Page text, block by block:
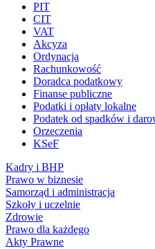
PIT
CIT
VAT
Akcyza
Ordynacja
Rachunkowość
Doradca podatkowy
Finanse publiczne
Podatki i opłaty lokalne
Podatek od spadków i
Orzeczenia
KSeF
Kadry i BHP
Prawo w biznesie
Samorząd i administracja
Szkoły i uczelnie
Zdrowie
Prawo dla każdego
Akty Prawne